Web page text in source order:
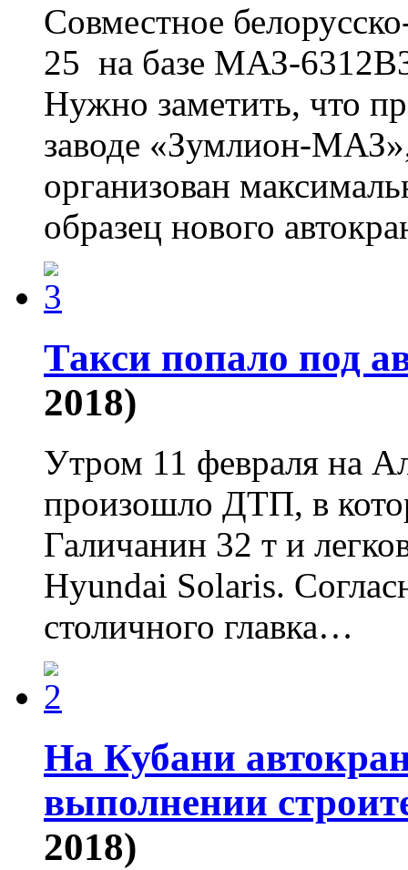
Совместное
25 на базе МАЗ-
Нужно заметить, что
заводе «Зумлион-
организован
образец нового
Такси попало под
2018)
Утром 11 февраля на
произошло ДТП, в
Галичанин 32 т и
Hyundai Solaris.
столичного главка…
На Кубани
выполнении
2018)